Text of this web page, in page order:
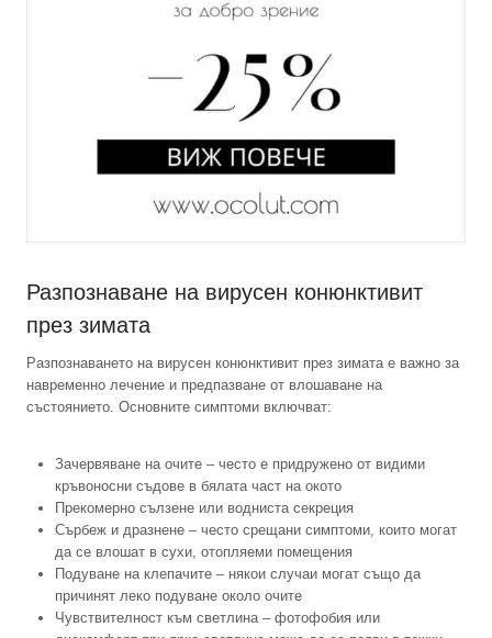
Разпознаване на вирусен конюнктивит
през зимата
Разпознаването на вирусен конюнктивит през зимата е важно за
навременно лечение и предпазване от влошаване на
състоянието. Основните симптоми включват:
Зачервяване на очите – често е придружено от видими
кръвоносни съдове в бялата част на окото
Прекомерно сълзене или водниста секреция
Сърбеж и дразнене – често срещани симптоми, които могат
да се влошат в сухи, отопляеми помещения
Подуване на клепачите – някои случаи могат също да
причинят леко подуване около очите
Чувствителност към светлина – фотофобия или